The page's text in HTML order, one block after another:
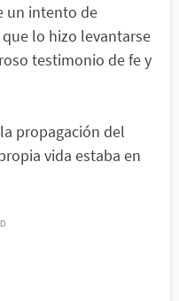
un intento de
lo hizo levantarse
testimonio de fe y
propagación del
vida estaba en